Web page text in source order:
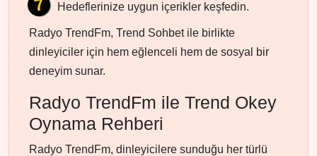
Hedeflerinize uygun içerikler keşfedin.
Radyo TrendFm, Trend Sohbet ile birlikte
dinleyiciler için hem eğlenceli hem de sosyal bir
deneyim sunar.
Radyo TrendFm ile Trend Okey
Oynama Rehberi
Radyo TrendFm, dinleyicilere sunduğu her türlü